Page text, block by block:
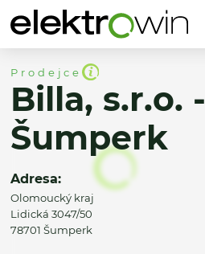
Prodejce
Billa, s.r.o. -
Šumperk
Adresa:
Olomoucký kraj
Lidická 3047/50
78701 Šumperk